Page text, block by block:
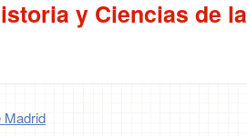
y Ciencias de la
Madrid